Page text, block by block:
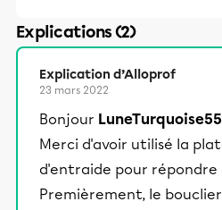
Explications (2)
Explication d’Alloprof
23 mars 2022
Bonjour
Merci d'avoir utilisé la
d'entraide pour répondre
Premièrement, le